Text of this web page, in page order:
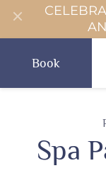
Book
Spa